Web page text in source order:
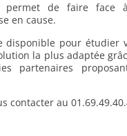
permet de faire face
en cause.
disponible pour étudier
la plus adaptée
partenaires
contacter au